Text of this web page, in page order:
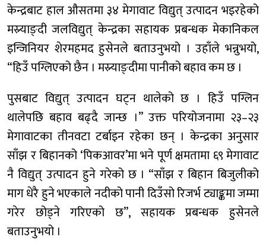
केन्द्रबाट हाल औसतमा ३४ मेगावाट विद्युत् उत्पादन भइरहेको
मस्र्याङ्दी जलविद्युत् केन्द्रका सहायक प्रबन्धक मेकानिकल
इन्जिनियर शेरमहमद हुसेनले बताउनुभयो । उहाँले भन्नुभयो,
“हिउँ पग्लिएको छैन । मस्र्याङ्दीमा पानीको बहाव कम छ ।
पुसबाट विद्युत् उत्पादन घट्न थालेको छ । हिउँ पग्लिन
थालेपछि बहाव बढ्दै जान्छ ।” उक्त परियोजनामा २३–२३
मेगावाटका तीनवटा टर्बाइन रहेका छन् । केन्द्रका अनुसार
साँझ र बिहानको ‘पिकआवर’मा भने पूर्ण क्षमतामा ६९ मेगावाट
नै विद्युत् उत्पादन हुने गरेको छ । “साँझ र बिहान बिजुलीको
माग धेरै हुने भएकाले नदीको पानी दिउँसो रिजर्भ ट्याङ्कमा जम्मा
गरेर छोड्ने गरिएको छ”, सहायक प्रबन्धक हुसेनले
बताउनुभयो ।